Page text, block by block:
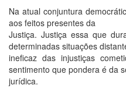
Na atual conjuntura
aos feitos presentes da
Justiça. Justiça essa que
determinadas situações
ineficaz das injustiças
sentimento que pondera é da
jurídica.